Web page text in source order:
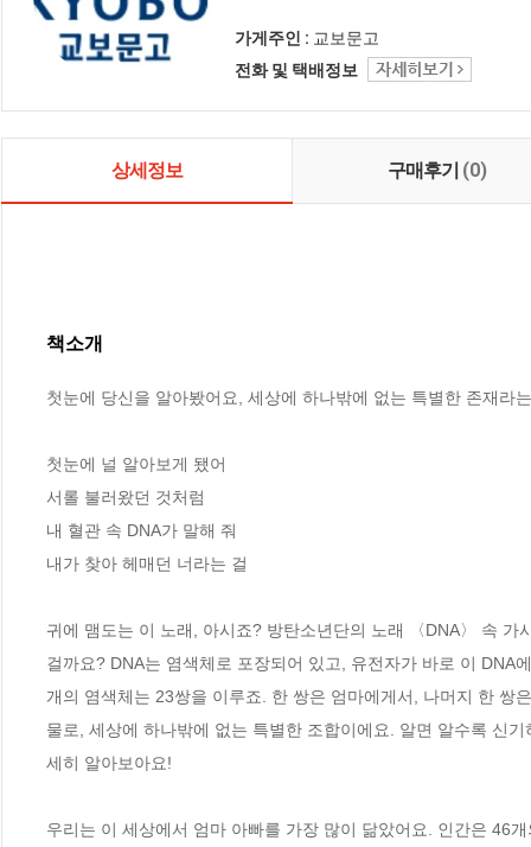
가게주인 : 교보문고
전화 및 택배정보
상세정보 구매후기 (0)
책소개
첫눈에 당신을 알아봤어요, 세상에 하나밖에 없는 특별한 존재라
첫눈에 널 알아보게 됐어
서롤 불러왔던 것처럼
내 혈관 속 DNA가 말해 줘
내가 찾아 헤매던 너라는 걸
귀에 맴도는 이 노래, 아시죠? 방탄소년단의 노래 〈DNA〉 속
걸까요? DNA는 염색체로 포장되어 있고, 유전자가 바로 이
개의 염색체는 23쌍을 이루죠. 한 쌍은 엄마에게서, 나머지 한 쌍
물로, 세상에 하나밖에 없는 특별한 조합이에요. 알면 알수록 신
세히 알아보아요!
우리는 이 세상에서 엄마 아빠를 가장 많이 닮았어요. 인간은 46